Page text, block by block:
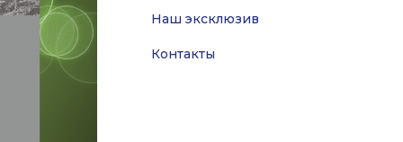
Наш эксклюзив
Контакты